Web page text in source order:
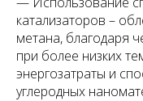
катализаторов –
метана, благодаря
при более низких
энергозатраты и
углеродных